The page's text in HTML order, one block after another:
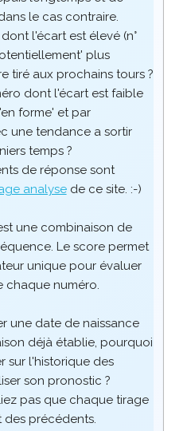
le cas contraire.
l'écart est élevé (n°
plus
tiré aux prochains tours ?
dont l'écart est faible
forme' et par
une tendance a sortir
temps ?
de réponse sont
analysede ce site. :-)
une combinaison de
Le score permet
unique pour évaluer
chaque numéro.
une date de naissance
déjà établie, pourquoi
sur l'historique des
son pronostic ?
pas que chaque tirage
précédents.